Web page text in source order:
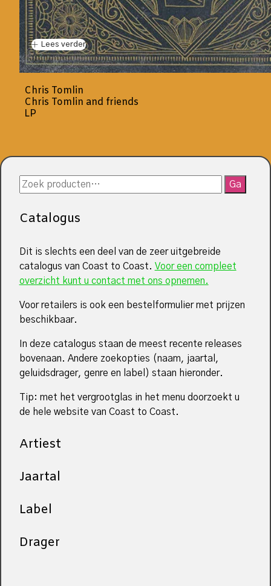
Lees verder
Chris Tomlin
Chris Tomlin and friends
LP
Zoeken
naar:
Ga
Catalogus
Dit is slechts een deel van de zeer uitgebreide
catalogus van Coast to Coast. Voor een compleet
overzicht kunt u contact met ons opnemen.
Voor retailers is ook een bestelformulier met prijzen
beschikbaar.
In deze catalogus staan de meest recente releases
bovenaan. Andere zoekopties (naam, jaartal,
geluidsdrager, genre en label) staan hieronder.
Tip: met het vergrootglas in het menu doorzoekt u
de hele website van Coast to Coast.
Artiest
Jaartal
Label
Drager